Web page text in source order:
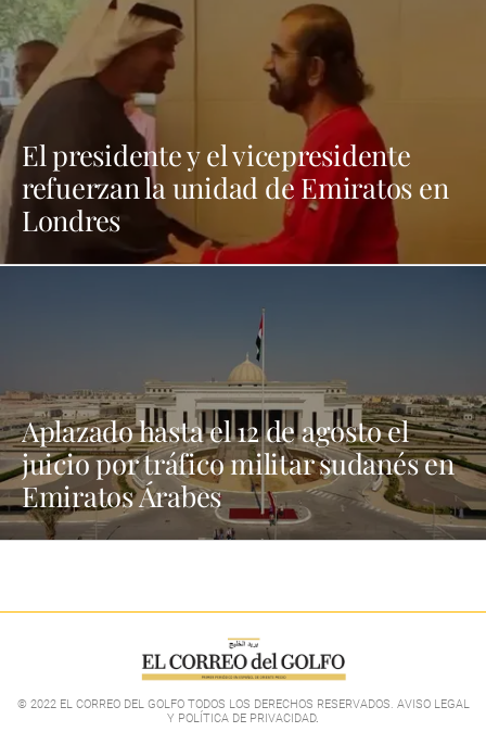
El presidente y el vicepresidente
refuerzan la unidad de Emiratos en
Londres
Aplazado hasta el 12 de agosto el
juicio por tráfico militar sudanés en
Emiratos Árabes
© 2022 EL CORREO DEL GOLFO TODOS LOS DERECHOS RESERVADOS. AVISO LEGAL
Y POLÍTICA DE PRIVACIDAD.